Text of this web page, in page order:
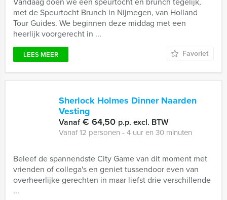
met de Speurtocht Brunch in Nijmegen, van Holland
Tour Guides. We beginnen deze middag met een
heerlijk voorgerecht in ...
LEES MEER Favoriet
Sherlock Holmes Dinner Naarden
Vesting
Vanaf€ 64,50 p.p. excl. BTW
Vanaf 12 personen ‐ 4 uur en 30 minuten
Beleef de spannendste City Game van dit moment met
vrienden of collega's en geniet tussendoor even van
overheerlijke gerechten in maar liefst drie verschillende
...